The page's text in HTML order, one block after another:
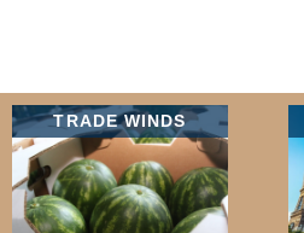
TRADE WINDS